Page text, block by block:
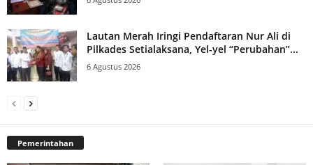
Lautan Merah Iringi Pendaftaran Nur Ali di
Pilkades Setialaksana, Yel-yel “Perubahan”...
6 Agustus 2026
Pemerintahan